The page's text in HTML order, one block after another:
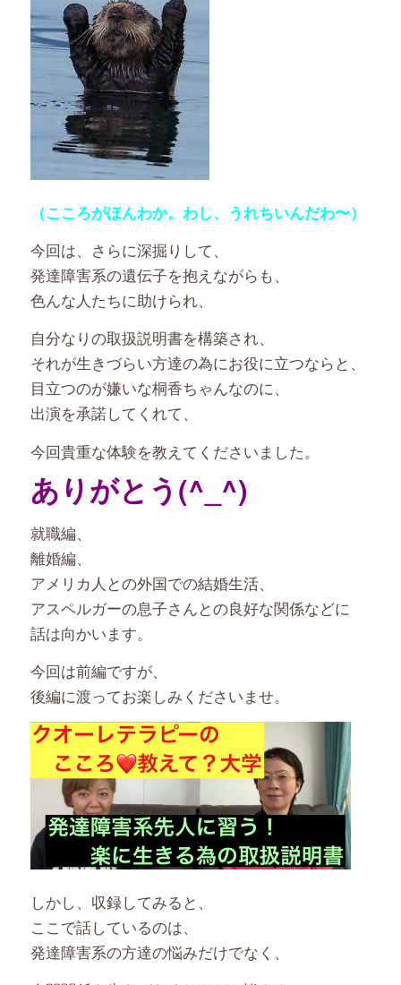
（こころがほんわか。わし、うれちいんだわ〜）
今回は、さらに深掘りして、
発達障害系の遺伝子を抱えながらも、
色んな人たちに助けられ、
自分なりの取扱説明書を構築され、
それが生きづらい方達の為にお役に立つならと、
目立つのが嫌いな桐香ちゃんなのに、
出演を承諾してくれて、
今回貴重な体験を教えてくださいました。
ありがとう(^_^)
就職編、
離婚編、
アメリカ人との外国での結婚生活、
アスペルガーの息子さんとの良好な関係などに
話は向かいます。
今回は前編ですが、
後編に渡ってお楽しみくださいませ。
しかし、収録してみると、
ここで話しているのは、
発達障害系の方達の悩みだけでなく、